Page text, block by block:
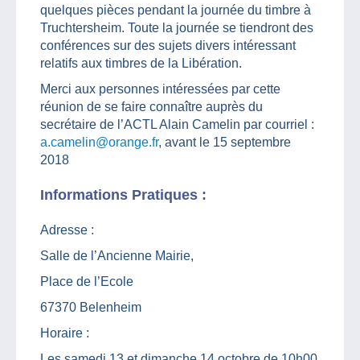
quelques pièces pendant la journée du timbre à
Truchtersheim. Toute la journée se tiendront des
conférences sur des sujets divers intéressant
relatifs aux timbres de la Libération.
Merci aux personnes intéressées par cette
réunion de se faire connaître auprès du
secrétaire de l’ACTL Alain Camelin par courriel :
a.camelin@orange.fr, avant le 15 septembre
2018
Informations Pratiques :
Adresse :
Salle de l’Ancienne Mairie,
Place de l’Ecole
67370 Belenheim
Horaire :